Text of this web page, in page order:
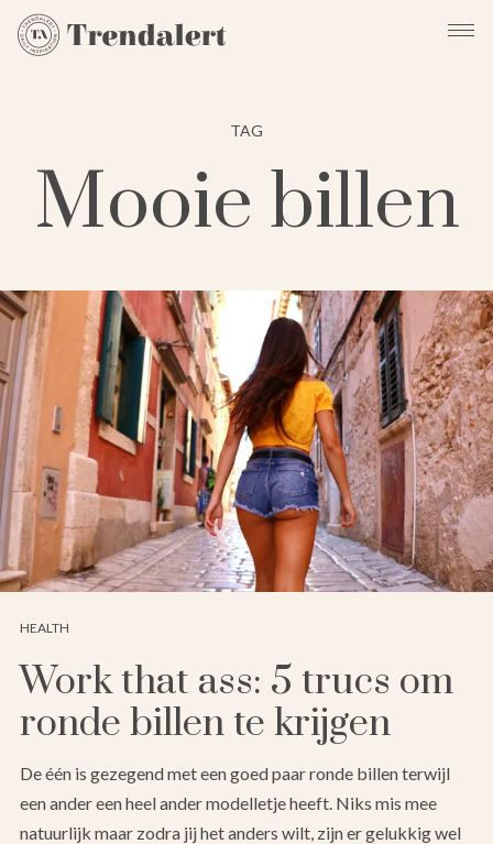
TAG
Mooie billen
HEALTH
Work that ass: 5 trucs om
ronde billen te krijgen
De één is gezegend met een goed paar ronde billen terwijl
een ander een heel ander modelletje heeft. Niks mis mee
natuurlijk maar zodra jij het anders wilt, zijn er gelukkig wel